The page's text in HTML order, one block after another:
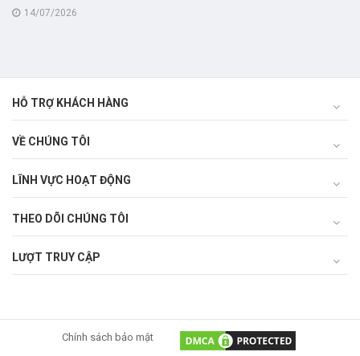
66.19/2026/NQ-CP ngày
14/07/2026
HỖ TRỢ KHÁCH HÀNG
VỀ CHÚNG TÔI
LĨNH VỰC HOẠT ĐỘNG
THEO DÕI CHÚNG TÔI
LƯỢT TRUY CẬP
Chính sách bảo mật